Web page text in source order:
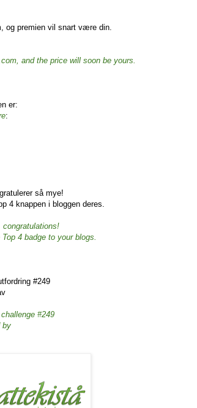
og premien vil snart være din.
and the price will soon be yours.
er:
:
så mye!
4 knappen i bloggen deres.
4 badge to your blogs.
#249
#249
by